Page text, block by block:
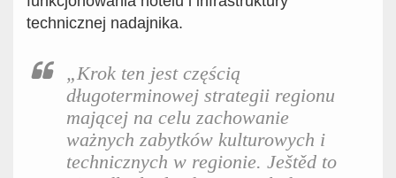
technicznej nadajnika.
„Krok ten jest częścią
długoterminowej strategii regionu
mającej na celu zachowanie
ważnych zabytków kulturowych i
technicznych w regionie. Ještěd to